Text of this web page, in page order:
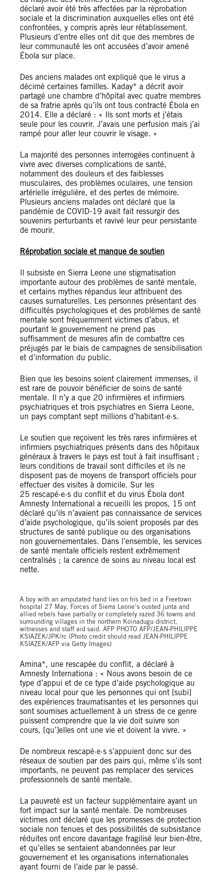
déclaré avoir été très affectées par la réprobation
sociale et la discrimination auxquelles elles ont été
confrontées, y compris après leur rétablissement.
Plusieurs d’entre elles ont dit que des membres de
leur communauté les ont accusées d’avoir amené
Ébola sur place.
Des anciens malades ont expliqué que le virus a
décimé certaines familles. Kaday* a décrit avoir
partagé une chambre d’hôpital avec quatre membres
de sa fratrie après qu’ils ont tous contracté Ébola en
2014. Elle a déclaré : « Ils sont morts et j’étais
seule pour les couvrir. J’avais une perfusion mais j’ai
rampé pour aller leur couvrir le visage. »
La majorité des personnes interrogées continuent à
vivre avec diverses complications de santé,
notamment des douleurs et des faiblesses
musculaires, des problèmes oculaires, une tension
artérielle irrégulière, et des pertes de mémoire.
Plusieurs anciens malades ont déclaré que la
pandémie de COVID-19 avait fait ressurgir des
souvenirs perturbants et ravivé leur peur persistante
de mourir.
Réprobation sociale et manque de soutien
Il subsiste en Sierra Leone une stigmatisation
importante autour des problèmes de santé mentale,
et certains mythes répandus leur attribuent des
causes surnaturelles. Les personnes présentant des
difficultés psychologiques et des problèmes de santé
mentale sont fréquemment victimes d’abus, et
pourtant le gouvernement ne prend pas
suffisamment de mesures afin de combattre ces
préjugés par le biais de campagnes de sensibilisation
et d’information du public.
Bien que les besoins soient clairement immenses, il
est rare de pouvoir bénéficier de soins de santé
mentale. Il n’y a que 20 infirmières et infirmiers
psychiatriques et trois psychiatres en Sierra Leone,
un pays comptant sept millions d’habitant·e·s.
Le soutien que reçoivent les très rares infirmières et
infirmiers psychiatriques présents dans des hôpitaux
généraux à travers le pays est tout à fait insuffisant ;
leurs conditions de travail sont difficiles et ils ne
disposent pas de moyens de transport officiels pour
effectuer des visites à domicile. Sur les
25 rescapé·e·s du conflit et du virus Ébola dont
Amnesty International a recueilli les propos, 15 ont
déclaré qu’ils n’avaient pas connaissance de services
d’aide psychologique, qu’ils soient proposés par des
structures de santé publique ou des organisations
non gouvernementales. Dans l’ensemble, les services
de santé mentale officiels restent extrêmement
centralisés ; la carence de soins au niveau local est
nette.
A boy with an amputated hand lies on his bed in a Freetown
hospital 27 May. Forces of Sierra Leone’s ousted junta and
allied rebels have partially or completely razed 36 towns and
surrounding villages in the northern Koinadugu district,
witnesses and staff aid said. AFP PHOTO AFP/JEAN-PHILIPPE
KSIAZEK/JPK/rc (Photo credit should read JEAN-PHILIPPE
KSIAZEK/AFP via Getty Images)
Amina*, une rescapée du conflit, a déclaré à
Amnesty Internationa : « Nous avons besoin de ce
type d’appui et de ce type d’aide psychologique au
niveau local pour que les personnes qui ont [subi]
des expériences traumatisantes et les personnes qui
sont soumises actuellement à un stress de ce genre
puissent comprendre que la vie doit suivre son
cours, [qu’]elles ont une vie et doivent la vivre. »
De nombreux rescapé·e·s s’appuient donc sur des
réseaux de soutien par des pairs qui, même s’ils sont
importants, ne peuvent pas remplacer des services
professionnels de santé mentale.
La pauvreté est un facteur supplémentaire ayant un
fort impact sur la santé mentale. De nombreuses
victimes ont déclaré que les promesses de protection
sociale non tenues et des possibilités de subsistance
réduites ont encore davantage fragilisé leur bien-être,
et qu’elles se sentaient abandonnées par leur
gouvernement et les organisations internationales
ayant fourni de l’aide par le passé.